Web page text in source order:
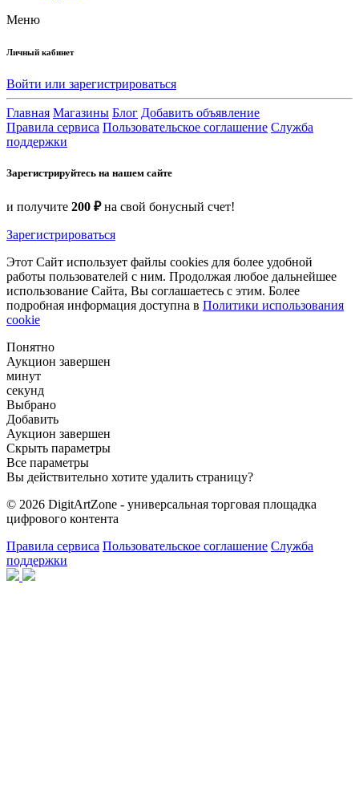
Меню
Личный кабинет
Войти или зарегистрироваться
Главная Магазины Блог Добавить объявление
Правила сервиса Пользовательское соглашение Служба
поддержки
Зарегистрируйтесь на нашем сайте
и получите 200 ₽на свой бонусный счет!
Зарегистрироваться
Этот Сайт использует файлы cookies для более удобной
работы пользователей с ним. Продолжая любое дальнейшее
использование Сайта, Вы соглашаетесь с этим. Более
подробная информация доступна в Политики использования
cookie
Понятно
Аукцион завершен
минут
секунд
Выбрано
Добавить
Аукцион завершен
Скрыть параметры
Все параметры
Вы действительно хотите удалить страницу?
© 2026 DigitArtZone - универсальная торговая площадка
цифрового контента
Правила сервиса Пользовательское соглашение Служба
поддержки